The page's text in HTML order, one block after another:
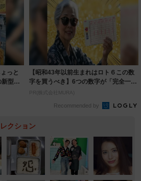
っと
型タ
【昭和43年以前生まれはロト６この数
字を買うべき】6つの数字が「完全一
致」する方...
PR(株式会社MURA)
Recommended by
クション